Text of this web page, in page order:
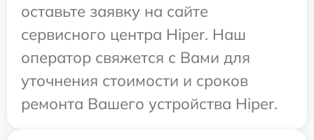
оставьте заявку на сайте
сервисного центра Hiper. Наш
оператор свяжется с Вами для
уточнения стоимости и сроков
ремонта Вашего устройства Hiper.